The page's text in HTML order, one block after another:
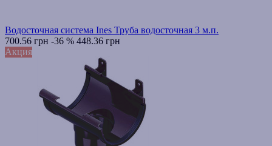
Водосточная система Ines Труба водосточная 3 м.п.
700.56 грн -36 % 448.36 грн
Акция